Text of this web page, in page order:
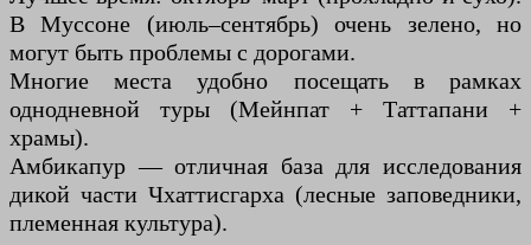
В Муссоне (июль–сентябрь) очень зелено, но
могут быть проблемы с дорогами.
Многие места удобно посещать в рамках
однодневной туры (Мейнпат + Таттапани +
храмы).
Амбикапур — отличная база для исследования
дикой части Чхаттисгарха (лесные заповедники,
племенная культура).